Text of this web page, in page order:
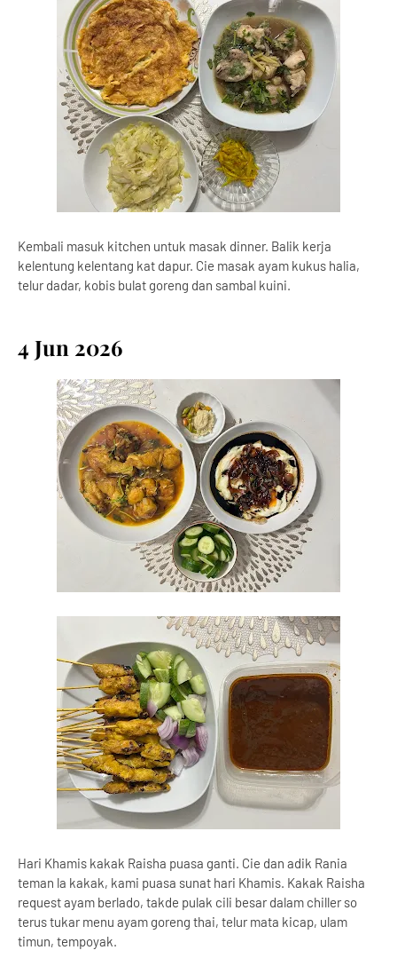
Kembali masuk kitchen untuk masak dinner. Balik kerja
kelentung kelentang kat dapur. Cie masak ayam kukus halia,
telur dadar, kobis bulat goreng dan sambal kuini.
4 Jun 2026
Hari Khamis kakak Raisha puasa ganti. Cie dan adik Rania
teman la kakak, kami puasa sunat hari Khamis. Kakak Raisha
request ayam berlado, takde pulak cili besar dalam chiller so
terus tukar menu ayam goreng thai, telur mata kicap, ulam
timun, tempoyak.